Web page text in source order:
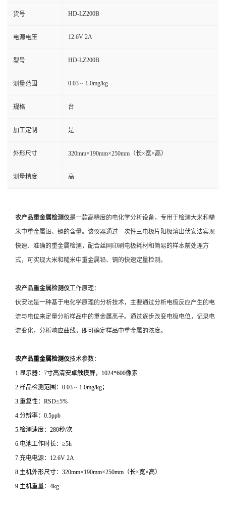
货号 HD-LZ200B
电源电压 12.6V 2A
型号 HD-LZ200B
测量范围 0.03 ~ 1.0mg/kg
规格 台
加工定制 是
外形尺寸 320mm×190mm×250mm（长×宽×高）
测量精度 高
农产品重金属检测仪是一款高精度的电化学分析设备，专用于检测大米和糙
米中重金属铅、镉的含量。该仪器通过一次性三电极片阳极溶出伏安法实现
快速、准确的重金属检测，配合丝网印刷电极耗材和简易的样本前处理方
式，可实现大米和糙米中重金属铅、镉的快速定量检测。
农产品重金属检测仪工作原理：
伏安法是一种基于电化学原理的分析技术，主要通过分析电极反应产生的电
流与电位来定量分析样品中的重金属离子。通过逐步改变电极电位，记录电
流变化，分析响应曲线，即可确定样品中重金属的浓度。
农产品重金属检测仪技术参数：
1.显示器：7寸高清安卓触摸屏，1024*600像素
2.样品检测范围：0.03 ~ 1.0mg/kg；
3.重复性：RSD≤5%
4.分辨率：0.5ppb
5.检测速度：280秒/次
6.电池工作时长：≥5h
7.充电电源：12.6V 2A
8.主机外形尺寸：320mm×190mm×250mm（长×宽×高）
9.主机重量：4kg